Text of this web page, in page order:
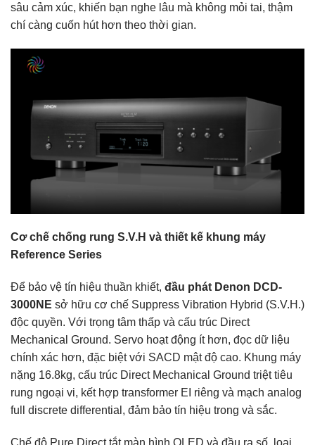
sâu cảm xúc, khiến bạn nghe lâu mà không mỏi tai, thậm
chí càng cuốn hút hơn theo thời gian.
Cơ chế chống rung S.V.H và thiết kế khung máy
Reference Series
Để bảo vệ tín hiệu thuần khiết, đầu phát Denon DCD-
3000NE sở hữu cơ chế Suppress Vibration Hybrid (S.V.H.)
độc quyền. Với trọng tâm thấp và cấu trúc Direct
Mechanical Ground. Servo hoạt động ít hơn, đọc dữ liệu
chính xác hơn, đặc biệt với SACD mật độ cao. Khung máy
nặng 16.8kg, cấu trúc Direct Mechanical Ground triệt tiêu
rung ngoại vi, kết hợp transformer EI riêng và mạch analog
full discrete differential, đảm bảo tín hiệu trong và sắc.
Chế độ Pure Direct tắt màn hình OLED và đầu ra số, loại